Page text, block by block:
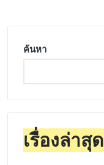
ค้นหา
เรื่องล่าสุด